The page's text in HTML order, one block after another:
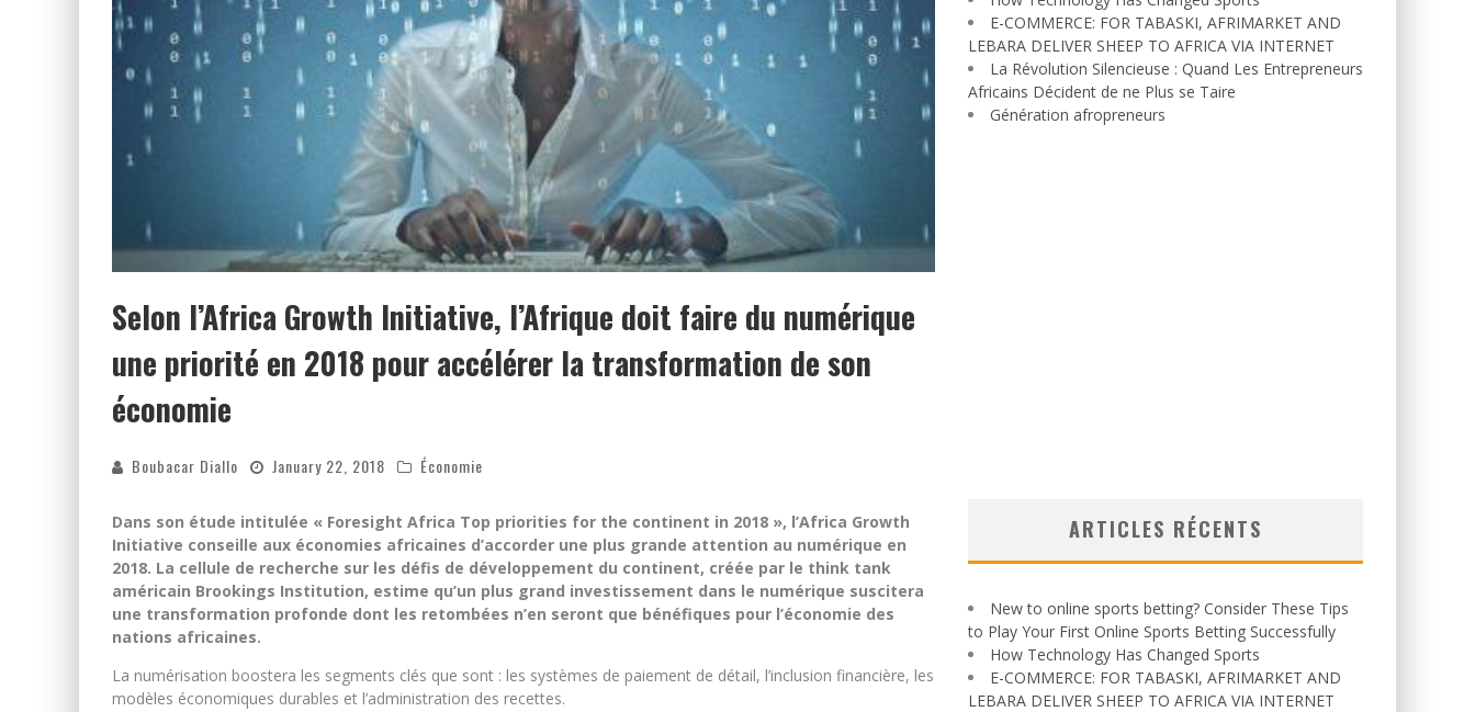
Selon l’Africa Growth Initiative, l’Afrique doit faire du numérique
une priorité en 2018 pour accélérer la transformation de son
économie
Boubacar Diallo January 22, 2018 Économie
Dans son étude intitulée « Foresight Africa Top priorities for the continent in 2018 », l’Africa Growth
Initiative conseille aux économies africaines d’accorder une plus grande attention au numérique en
2018. La cellule de recherche sur les défis de développement du continent, créée par le think tank
américain Brookings Institution, estime qu’un plus grand investissement dans le numérique suscitera
une transformation profonde dont les retombées n’en seront que bénéfiques pour l’économie des
nations africaines.
La numérisation boostera les segments clés que sont : les systèmes de paiement de détail, l’inclusion financière, les
modèles économiques durables et l’administration des recettes.
E-COMMERCE: FOR TABASKI, AFRIMARKET AND
LEBARA DELIVER SHEEP TO AFRICA VIA INTERNET
La Révolution Silencieuse : Quand Les Entrepreneurs
Africains Décident de ne Plus se Taire
Génération afropreneurs
ARTICLES RÉCENTS
New to online sports betting? Consider These Tips
to Play Your First Online Sports Betting Successfully
How Technology Has Changed Sports
E-COMMERCE: FOR TABASKI, AFRIMARKET AND
LEBARA DELIVER SHEEP TO AFRICA VIA INTERNET